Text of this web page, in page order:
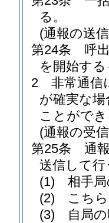
る。
(通報の送
第24条
呼
を開始す
2
非常通信
が確実な
ことがで
(通報の受
第25条
通
送信して行
(1)
相手
(2)
こち
(3)
自局